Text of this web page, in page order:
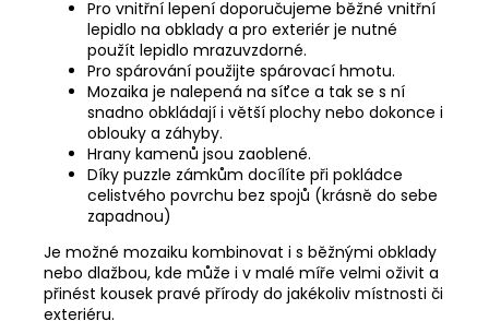
Pro vnitřní lepení doporučujeme běžné vnitřní
lepidlo na obklady a pro exteriér je nutné
použít lepidlo mrazuvzdorné.
Pro spárování použijte spárovací hmotu.
Mozaika je nalepená na síťce a tak se s ní
snadno obkládají i větší plochy nebo dokonce i
oblouky a záhyby.
Hrany kamenů jsou zaoblené.
Díky puzzle zámkům docílíte při pokládce
celistvého povrchu bez spojů (krásně do sebe
zapadnou)
Je možné mozaiku kombinovat i s běžnými obklady
nebo dlažbou, kde může i v malé míře velmi oživit a
přinést kousek pravé přírody do jakékoliv místnosti či
exteriéru.